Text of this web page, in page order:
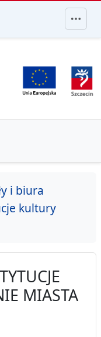
i biura
kultury
MIASTA